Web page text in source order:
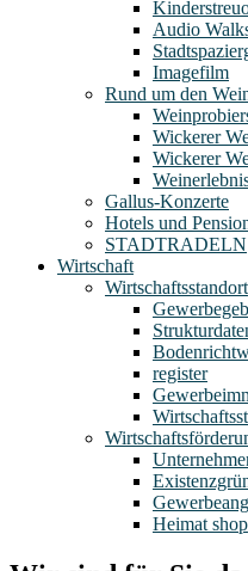
Audio
Imagefilm
Rund um den
Wickerer
Wickerer
Gallus-Konzerte
Hotels und
STADTRADELN
Wirtschaft
Wirtschaftsstandort
register
Heimat